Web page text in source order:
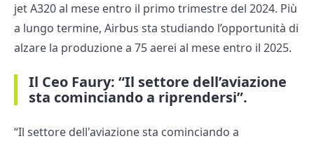
jet A320 al mese entro il primo trimestre del 2024. Più
a lungo termine, Airbus sta studiando l’opportunità di
alzare la produzione a 75 aerei al mese entro il 2025.
Il Ceo Faury: “Il settore dell’aviazione
sta cominciando a riprendersi”.
“Il settore dell'aviazione sta cominciando a